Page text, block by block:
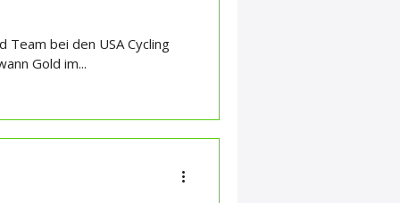
bei den USA Cycling
Gold im...